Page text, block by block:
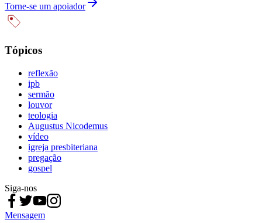
Torne-se um apoiador
Tópicos
reflexão
ipb
sermão
louvor
teologia
Augustus Nicodemus
vídeo
igreja presbiteriana
pregação
gospel
Siga-nos
Mensagem